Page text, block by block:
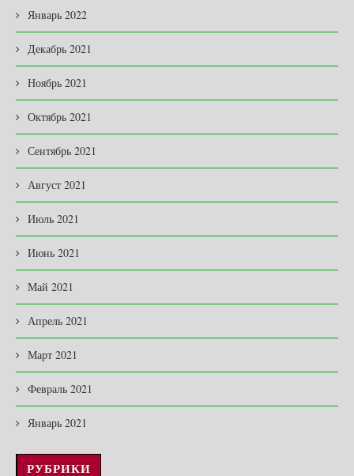
Январь 2022
Декабрь 2021
Ноябрь 2021
Октябрь 2021
Сентябрь 2021
Август 2021
Июль 2021
Июнь 2021
Май 2021
Апрель 2021
Март 2021
Февраль 2021
Январь 2021
РУБРИКИ